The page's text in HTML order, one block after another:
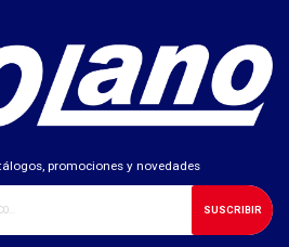
promociones y novedades
SUSCRIBIR